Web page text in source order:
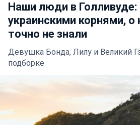
Наши люди в Голливуде:
украинскими корнями,
точно не знали
Девушка Бонда, Лилу и Великий
подборке